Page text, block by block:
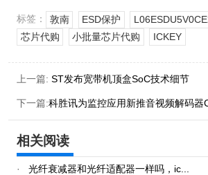
标签： 敦南 ESD保护
芯片代购
小批量芯片代购 ICKEY
上一篇: ST发布宽带机顶盒SoC技术细节
下一篇:科胜讯为监控应用新推音视频解码器
相关阅读
· 光纤衰减器和光纤适配器一样吗，ic...